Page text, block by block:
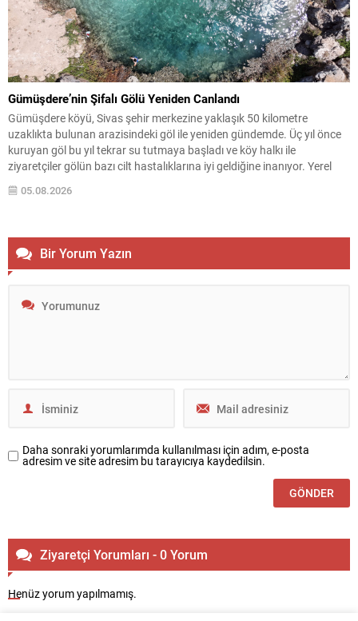
Gümüşdere’nin Şifalı Gölü Yeniden Canlandı
Gümüşdere köyü, Sivas şehir merkezine yaklaşık 50 kilometre
uzaklıkta bulunan arazisindeki göl ile yeniden gündemde. Üç yıl önce
kuruyan göl bu yıl tekrar su tutmaya başladı ve köy halkı ile
ziyaretçiler gölün bazı cilt hastalıklarına iyi geldiğine inanıyor. Yerel
halkın ifadelerine göre gölün suyunun özellikle uyuz, egzama ve çeşitli
deri...05.08.2026
Bir Yorum Yazın
Daha sonraki yorumlarımda kullanılması için adım, e-posta
adresim ve site adresim bu tarayıcıya kaydedilsin.
Ziyaretçi Yorumları - 0 Yorum
Henüz yorum yapılmamış.